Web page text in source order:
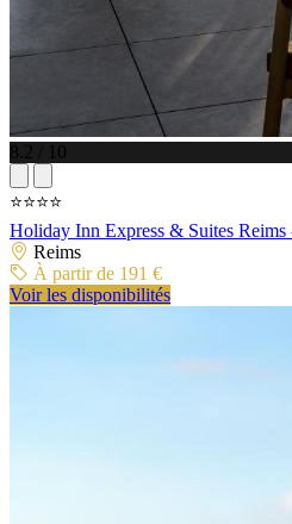
8.2 / 10
⭐⭐⭐⭐
Holiday Inn Express & Suites
Reims
À partir de 191 €
Voir les disponibilités